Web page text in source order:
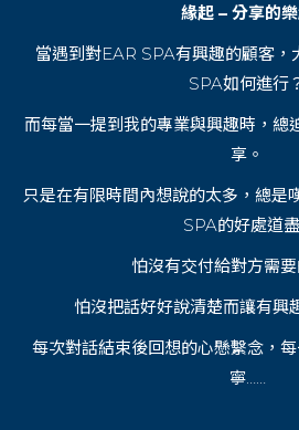
緣起 – 分享的
當遇到對EAR SPA有興趣的顧客，
SPA如何進行
而每當一提到我的專業與興趣時，總
享。
只是在有限時間內想說的太多，總是
SPA的好處道盡
怕沒有交付給對方需要
怕沒把話好好說清楚而讓有興
每次對話結束後回想的心懸繫念，
寧……